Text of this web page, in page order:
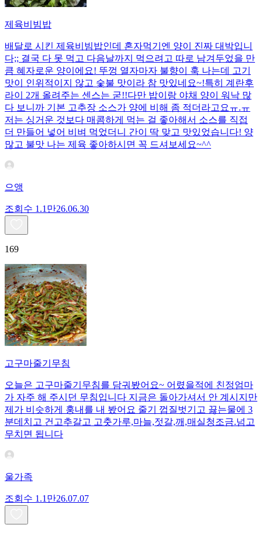
제육비빔밥
배달로 시킨 제육비빔밥인데 혼자먹기엔 양이 진짜 대박입니
다;; 결국 다 못 먹고 다음날까지 먹으려고 따로 남겨두었을 만
큼 혜자로운 양이에요! 뚜껑 열자마자 불향이 훅 나는데 고기
맛이 인위적이지 않고 숯불 맛이라 참 맛있네요~!특히 계란후
라이 2개 올려주는 센스는 굳!! ​다만 밥이랑 야채 양이 워낙 많
다 보니까 기본 고추장 소스가 양에 비해 좀 적더라고요ㅠ.ㅠ
저는 싱거운 것보다 매콤하게 먹는 걸 좋아해서 소스를 직접
더 만들어 넣어 비벼 먹었더니 간이 딱 맞고 맛있었습니다! 양
많고 불맛 나는 제육 좋아하시면 꼭 드셔보세요~^^
으앵
조회수 1.1만26.06.30
169
고구마줄기무침
오늘은 고구마줄기무침를 담궈봤어요~ 어렸을적에 친정엄마
가 자주 해 주시던 무침입니다 지금은 돌아가셔서 안 계시지만
제가 비슷하게 훙내를 내 봤어요 줄기 껍질벗기고 끓는물에 3
분데치고 건고추갈고 고춧가루,마늘,젓갈,깨,매실청조금.넘고
무치면 됩니다
울가족
조회수 1.1만26.07.07